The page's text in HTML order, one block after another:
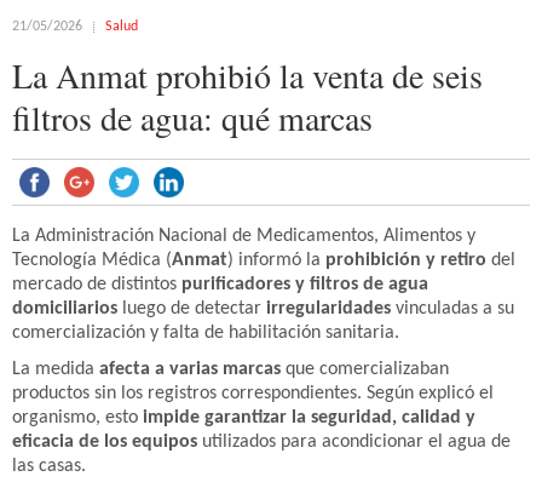
21/05/2026 Salud
La Anmat prohibió la venta de seis
filtros de agua: qué marcas
La Administración Nacional de Medicamentos, Alimentos y
Tecnología Médica (Anmat) informó la prohibición y retiro del
mercado de distintos purificadores y filtros de agua
domiciliarios luego de detectar irregularidades vinculadas a su
comercialización y falta de habilitación sanitaria.
La medida afecta a varias marcas que comercializaban
productos sin los registros correspondientes. Según explicó el
organismo, esto impide garantizar la seguridad, calidad y
eficacia de los equipos utilizados para acondicionar el agua de
las casas.